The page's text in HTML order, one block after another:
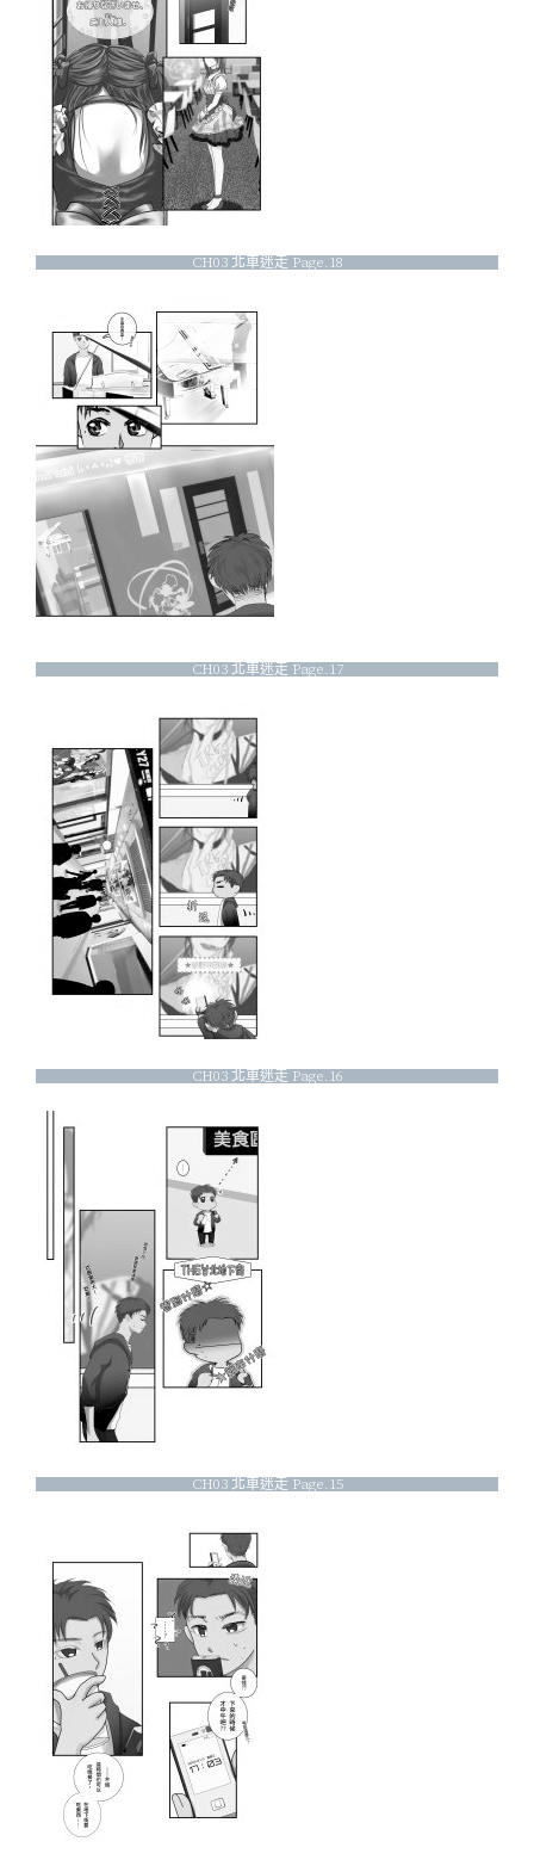
CH03 北車迷走 Page.18
CH03 北車迷走 Page.17
CH03 北車迷走 Page.16
CH03 北車迷走 Page.15